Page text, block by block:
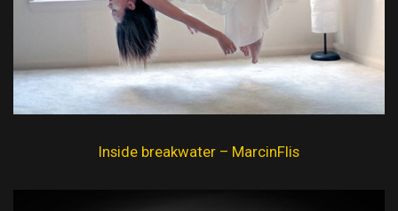
Inside breakwater – MarcinFlis